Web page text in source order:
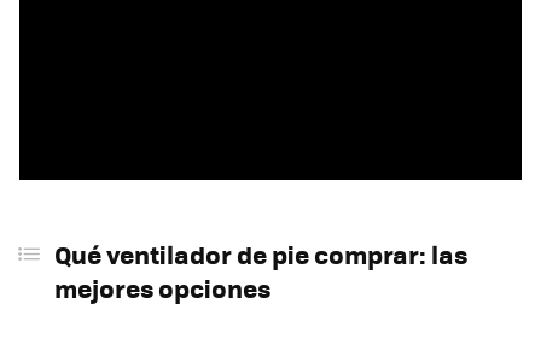
Qué ventilador de pie comprar: las
mejores opciones